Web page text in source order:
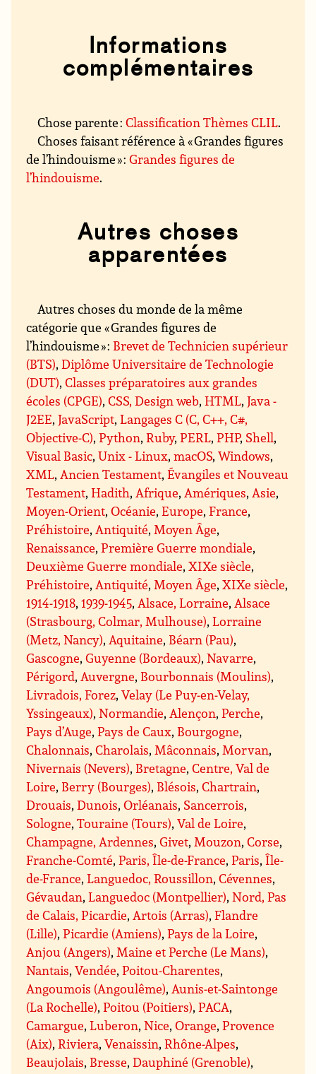
Informations
complémentaires
Chose parente :Classification Thèmes CLIL.
Choses faisant référence à « Grandes figures
de l’hindouisme » :Grandes figures de
l’hindouisme.
Autres choses
apparentées
Autres choses du monde de la même
catégorie que « Grandes figures de
l’hindouisme » : Brevet de Technicien supérieur
(BTS),Diplôme Universitaire de Technologie
(DUT),Classes préparatoires aux grandes
écoles (CPGE),CSS, Design web,HTML,Java -
J2EE,JavaScript,Langages C (C, C++, C#,
Objective-C),Python,Ruby,PERL,PHP, Shell,
Visual Basic,Unix - Linux,macOS,Windows,
XML, Ancien Testament,Évangiles et Nouveau
Testament,Hadith, Afrique, Amériques, Asie,
Moyen-Orient,Océanie,Europe,France,
Préhistoire, Antiquité, Moyen Âge,
Renaissance,Première Guerre mondiale,
Deuxième Guerre mondiale,XIXe siècle,
Préhistoire, Antiquité, Moyen Âge,XIXe siècle,
1914-1918,1939-1945, Alsace, Lorraine, Alsace
(Strasbourg, Colmar, Mulhouse),Lorraine
(Metz, Nancy), Aquitaine, Béarn (Pau),
Gascogne,Guyenne (Bordeaux),Navarre,
Périgord, Auvergne, Bourbonnais (Moulins),
Livradois, Forez,Velay (Le Puy-en-Velay,
Yssingeaux),Normandie, Alençon,Perche,
Pays d’Auge,Pays de Caux, Bourgogne,
Chalonnais,Charolais, Mâconnais, Morvan,
Nivernais (Nevers), Bretagne,Centre, Val de
Loire, Berry (Bourges), Blésois,Chartrain,
Drouais,Dunois,Orléanais, Sancerrois,
Sologne,Touraine (Tours),Val de Loire,
Champagne, Ardennes,Givet, Mouzon,Corse,
Franche-Comté,Paris, Île-de-France,Paris,Île-
de-France,Languedoc, Roussillon,Cévennes,
Gévaudan,Languedoc (Montpellier),Nord, Pas
de Calais, Picardie, Artois (Arras),Flandre
(Lille),Picardie (Amiens),Pays de la Loire,
Anjou (Angers), Maine et Perche (Le Mans),
Nantais,Vendée,Poitou-Charentes,
Angoumois (Angoulême), Aunis-et-Saintonge
(La Rochelle),Poitou (Poitiers),PACA,
Camargue,Luberon,Nice,Orange,Provence
(Aix),Riviera,Venaissin,Rhône-Alpes,
Beaujolais, Bresse,Dauphiné (Grenoble),